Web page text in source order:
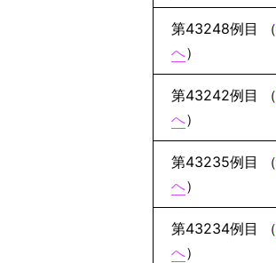
第43248例目 （
へ）
第43242例目 （
へ）
第43235例目 （
へ）
第43234例目 （
へ）